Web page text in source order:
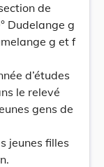
de
Dudelange g
g et f
d’études
le relevé
gens de
jeunes filles